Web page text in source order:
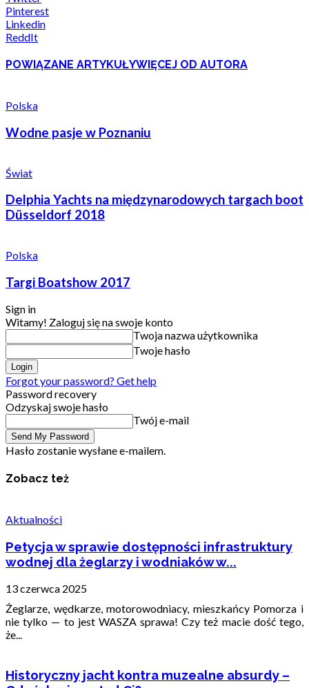
Pinterest
Linkedin
ReddIt
POWIĄZANE ARTYKUŁYWIĘCEJ OD AUTORA
Polska
Wodne pasje w Poznaniu
Świat
Delphia Yachts na międzynarodowych targach boot
Düsseldorf 2018
Polska
Targi Boatshow 2017
Sign in
Witamy! Zaloguj się na swoje konto
Twoja nazwa użytkownika
Twoje hasło
Forgot your password? Get help
Password recovery
Odzyskaj swoje hasło
Twój e-mail
Hasło zostanie wysłane e-mailem.
Zobacz też
Aktualności
Petycja w sprawie dostępności infrastruktury
wodnej dla żeglarzy i wodniaków w...
13 czerwca 2025
Żeglarze, wędkarze, motorowodniacy, mieszkańcy Pomorza i
nie tylko — to jest WASZA sprawa! Czy też macie dość tego,
że...
Historyczny jacht kontra muzealne absurdy –